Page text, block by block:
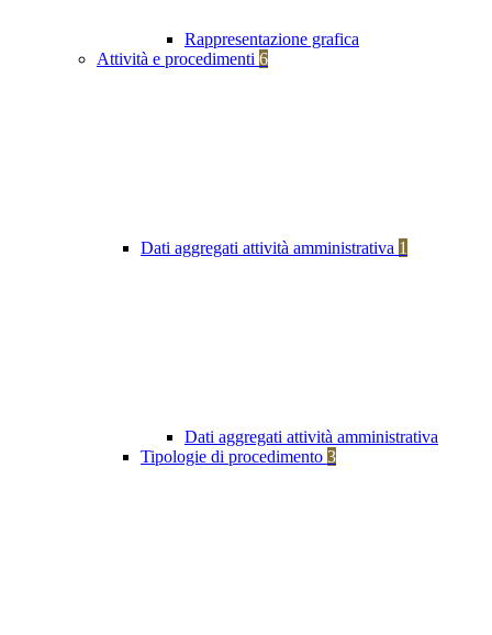
Rappresentazione grafica
Attività e procedimenti 6
Dati aggregati attività amministrativa 1
Dati aggregati attività amministrativa
Tipologie di procedimento 3